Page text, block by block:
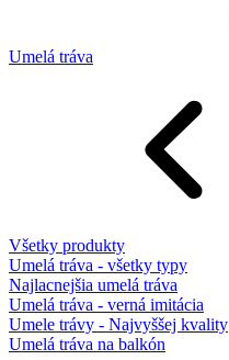
Umelá tráva
Všetky produkty
Umelá tráva - všetky typy
Najlacnejšia umelá tráva
Umelá tráva - verná imitácia
Umele trávy - Najvyššej kvality
Umelá tráva na balkón